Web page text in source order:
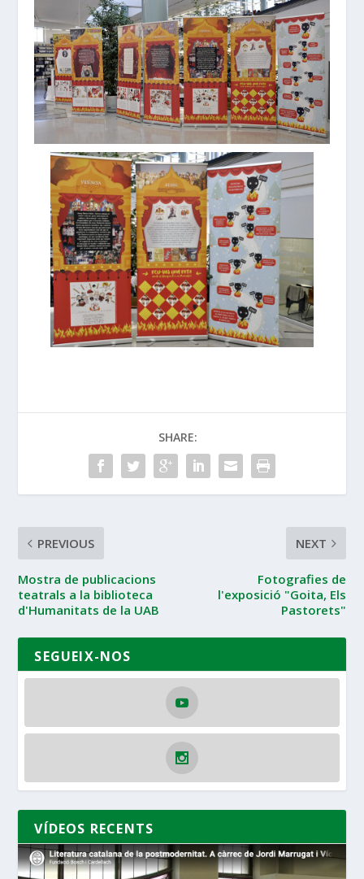
SHARE:
PREVIOUS
Mostra de publicacions
teatrals a la biblioteca
d'Humanitats de la UAB
NEXT
Fotografies de
l'exposició "Goita, Els
Pastorets"
SEGUEIX-NOS
VÍDEOS RECENTS